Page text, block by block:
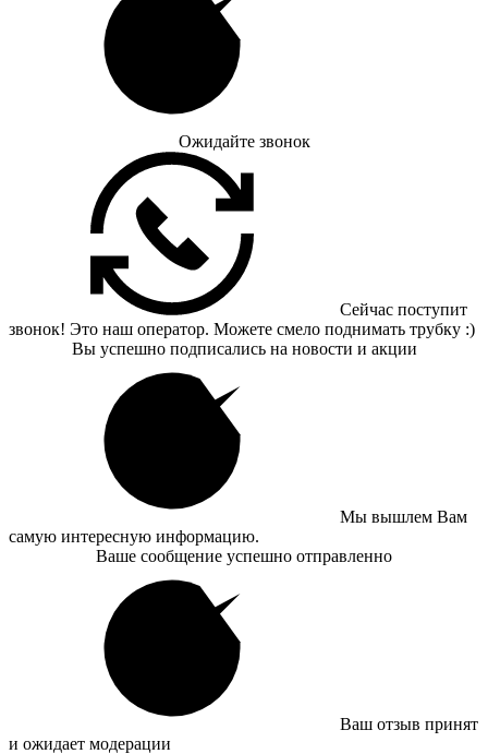
Ожидайте звонок
Сейчас поступит
звонок! Это наш оператор. Можете смело поднимать трубку :)
Вы успешно подписались на новости и акции
Мы вышлем Вам
самую интересную информацию.
Ваше сообщение успешно отправленно
Ваш отзыв принят
и ожидает модерации